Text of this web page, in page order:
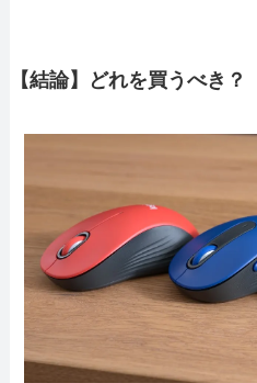
【結論】どれを買うべき？